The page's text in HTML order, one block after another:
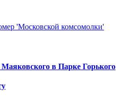
в Парке Горького